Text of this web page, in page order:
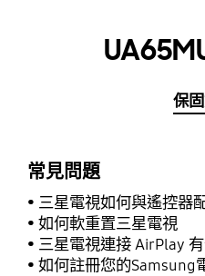
保
常見問題
三星電視如何與遙控器
如何軟重置三星電視
三星電視連接 AirPlay
如何註冊您的Samsung